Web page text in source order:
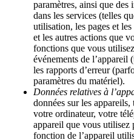
paramètres, ainsi que
dans les services (telles
utilisation, les pages et
et les autres actions que
fonctions que vous
événements de l’appareil
les rapports d’erreur
paramètres du matériel).
Données relatives à
données sur les
votre ordinateur, votre
appareil que vous utilisez
fonction de l’appareil